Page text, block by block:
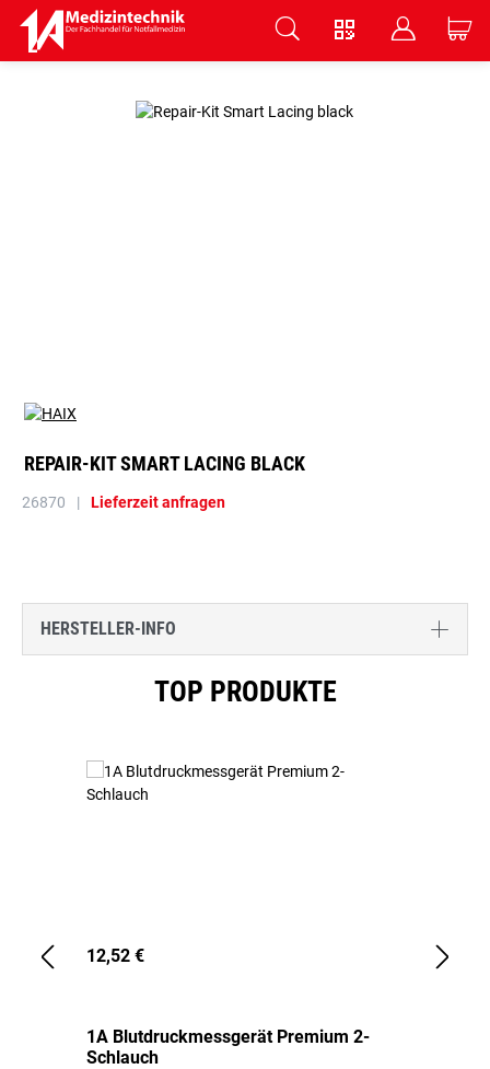
V B C
REPAIR-KIT SMART LACING BLACK
26870 | Lieferzeit anfragen
HERSTELLER-INFO
TOP PRODUKTE
12,52 €
1A Blutdruckmessgerät Premium 2-
Schlauch